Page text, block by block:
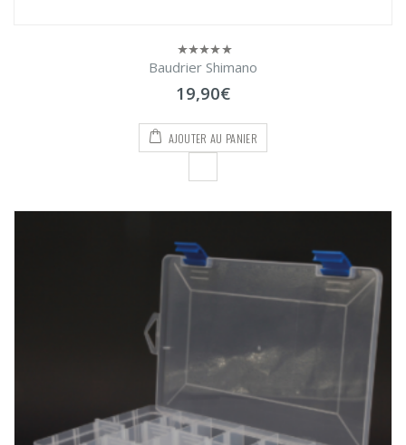
0
5
Baudrier Shimano
19,90€
AJOUTER AU PANIER